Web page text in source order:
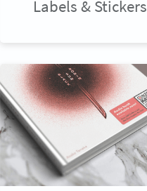
Labels & Stickers